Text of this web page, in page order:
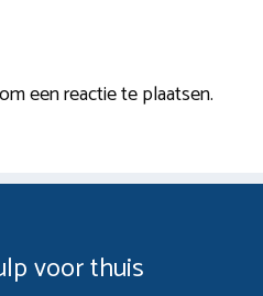
om een reactie te plaatsen.
voor thuis